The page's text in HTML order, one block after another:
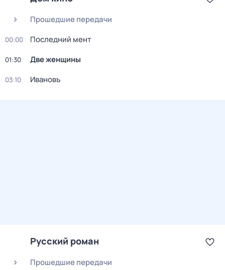
Прошедшие передачи
00:00 Последний мент
01:30 Две женщины
03:10 Ивановъ
Русский роман
Прошедшие передачи